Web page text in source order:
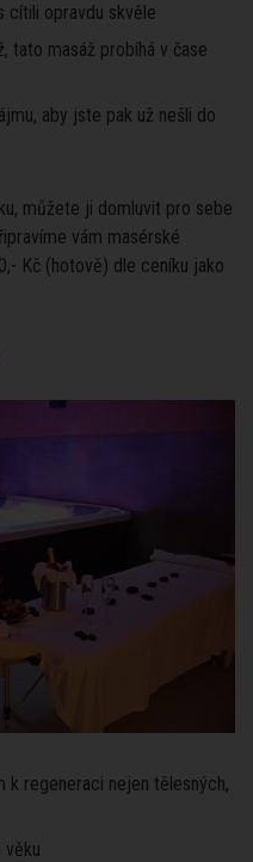
cítili opravdu skvěle
tato masáž probíhá v čase
aby jste pak už nešli do
můžete ji domluvit pro sebe
vám masérské
Kč (hotově) dle ceníku jako
k regeneraci nejen tělesných,
věku